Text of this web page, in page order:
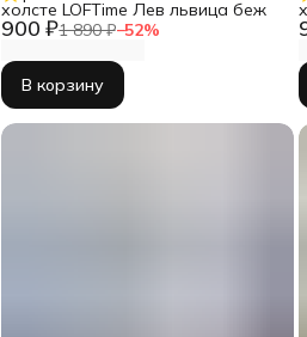
900 ₽1 890 ₽−52%
холсте LOFTime Лев львица беж
В корзину